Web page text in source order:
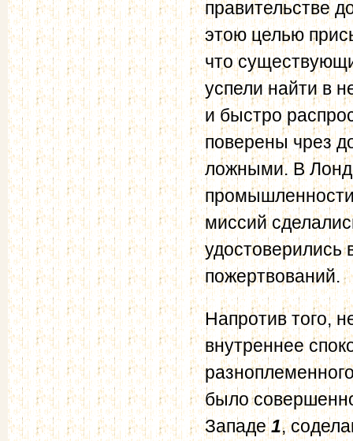
правительстве
этою целью
что
успели найти в
и быстро
поверены чрез
ложными. В
миссий
удостоверились
пожертвований.
Напротив того,
внутреннее
было
Западе1,